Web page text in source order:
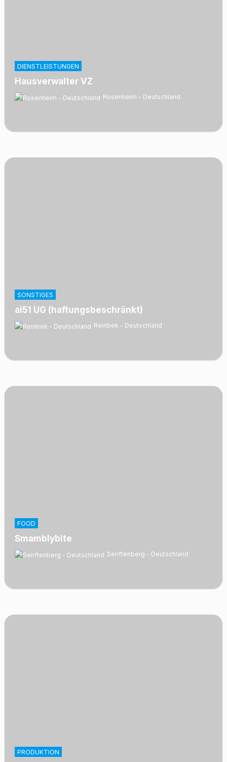
DIENSTLEISTUNGEN
Hausverwalter VZ
Rosenheim - Deutschland
SONSTIGES
ai51 UG (haftungsbeschränkt)
Reinbek - Deutschland
FOOD
Smamblybite
Senftenberg - Deutschland
PRODUKTION